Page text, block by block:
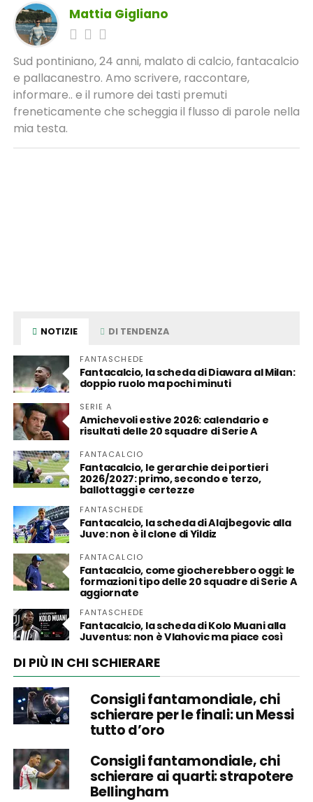
Mattia Gigliano
Sud pontiniano, 24 anni, malato di calcio, fantacalcio
e pallacanestro. Amo scrivere, raccontare,
informare.. e il rumore dei tasti premuti
freneticamente che scheggia il flusso di parole nella
mia testa.
NOTIZIE DI TENDENZA
FANTASCHEDE
Fantacalcio, la scheda di Diawara al Milan:
doppio ruolo ma pochi minuti
SERIE A
Amichevoli estive 2026: calendario e
risultati delle 20 squadre di Serie A
FANTACALCIO
Fantacalcio, le gerarchie dei portieri
2026/2027: primo, secondo e terzo,
ballottaggi e certezze
FANTASCHEDE
Fantacalcio, la scheda di Alajbegovic alla
Juve: non è il clone di Yildiz
FANTACALCIO
Fantacalcio, come giocherebbero oggi: le
formazioni tipo delle 20 squadre di Serie A
aggiornate
FANTASCHEDE
Fantacalcio, la scheda di Kolo Muani alla
Juventus: non è Vlahovic ma piace così
DI PIÙ IN CHI SCHIERARE
Consigli fantamondiale, chi
schierare per le finali: un Messi
tutto d’oro
Consigli fantamondiale, chi
schierare ai quarti: strapotere
Bellingham